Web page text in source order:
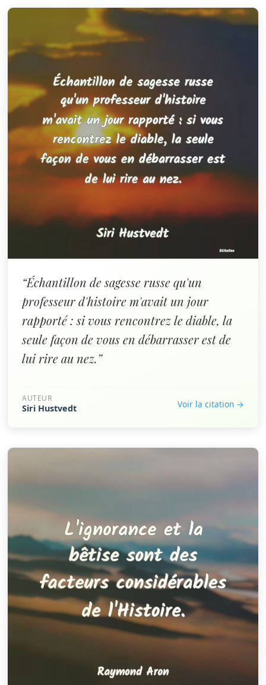
“Échantillon de sagesse russe qu'un
professeur d'histoire m'avait un jour
rapporté : si vous rencontrez le diable, la
seule façon de vous en débarrasser est de
lui rire au nez.”
AUTEUR
Siri Hustvedt Voir la citation →